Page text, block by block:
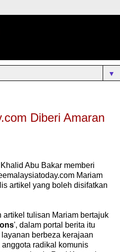
▼
Diberi Amaran
Abu Bakar memberi
Mariam
artikel yang boleh disifatkan
tulisan Mariam bertajuk
', dalam portal berita itu
berbeza kerajaan
radikal komunis